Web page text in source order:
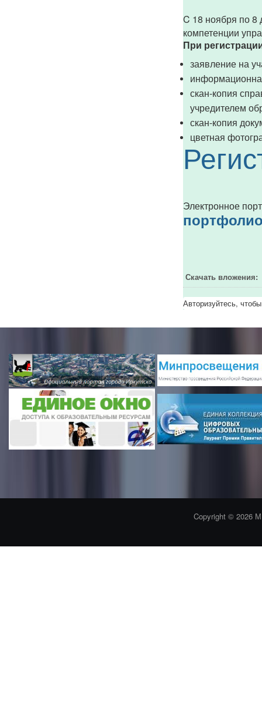
C 18 ноября по 8
компетенции
При
заявление на
скан-копия
учредителем
скан-копия
цветная
Электронное
Скачать вложения:
Авторизуйтесь,
Copyright © 2026